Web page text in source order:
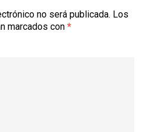
no será publicada. Los
marcados con *